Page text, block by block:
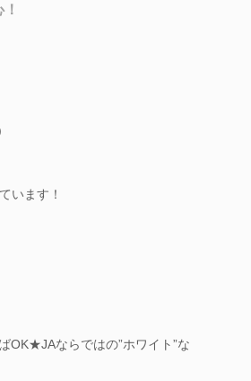
います！
OK★JAならではの”ホワイト”な